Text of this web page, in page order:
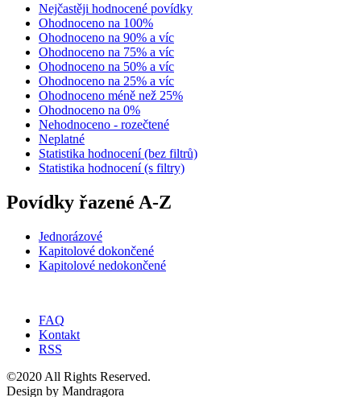
Nejčastěji hodnocené povídky
Ohodnoceno na 100%
Ohodnoceno na 90% a víc
Ohodnoceno na 75% a víc
Ohodnoceno na 50% a víc
Ohodnoceno na 25% a víc
Ohodnoceno méně než 25%
Ohodnoceno na 0%
Nehodnoceno - rozečtené
Neplatné
Statistika hodnocení (bez filtrů)
Statistika hodnocení (s filtry)
Povídky řazené A-Z
Jednorázové
Kapitolové dokončené
Kapitolové nedokončené
FAQ
Kontakt
RSS
©2020 All Rights Reserved.
Design by Mandragora